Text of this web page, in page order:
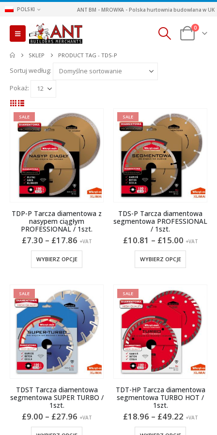
POLSKI ANT BM - MROWKA - Polska hurtownia budowlana w UK
0
SKLEP PRODUCT TAG -TDS-P
Sortuj według:
Pokaż:
SALE
TDP-P Tarcza diamentowa z
nasypem ciągłym
PROFESSIONAL / 1szt.
£7.30 – £17.86Zakres
cen:
od
£7.30
do
+VAT
WYBIERZ OPCJE
produkt
wariantów.
Opcje
można
wybrać
na
produktu
SALE
TDS-P Tarcza diamentowa
segmentowa PROFESSIONAL
/ 1szt.
£10.81 – £15.00Zakres
cen:
od
do
+VAT
WYBIERZ OPCJE
produkt
Opcje
można
wybrać
na
produktu
SALE
TDST Tarcza diamentowa
segmentowa SUPER TURBO /
1szt.
£9.00 – £27.96Zakres
od
+VAT
SALE
TDT-HP Tarcza diamentowa
segmentowa TURBO HOT /
1szt.
£18.96 – £49.22Zakres
+VAT